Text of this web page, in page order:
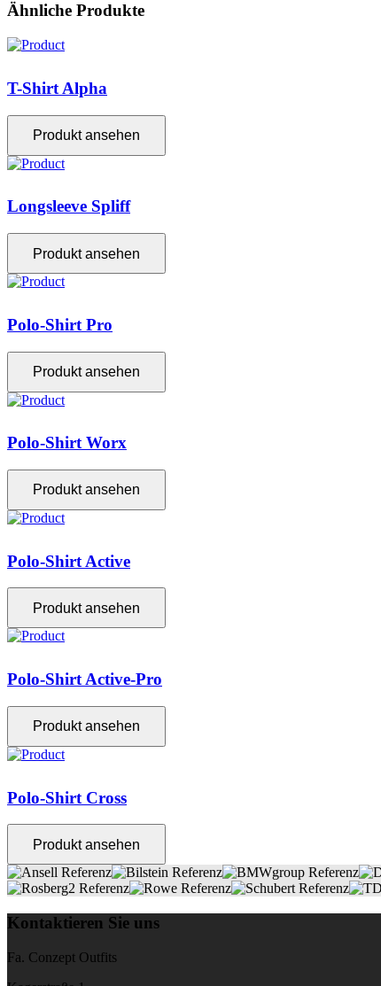
Ähnliche Produkte
T-Shirt Alpha
Produkt ansehen
Longsleeve Spliff
Produkt ansehen
Polo-Shirt Pro
Produkt ansehen
Polo-Shirt Worx
Produkt ansehen
Polo-Shirt Active
Produkt ansehen
Polo-Shirt Active-Pro
Produkt ansehen
Polo-Shirt Cross
Produkt ansehen
Kontaktieren Sie uns
Fa. Conzept Outfits